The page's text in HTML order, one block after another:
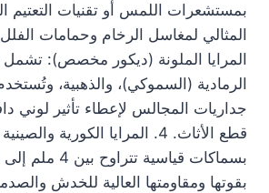
بمستشعرات اللمس أو تقنيات التعتيم
المرايا الملونة (ديكور مخصص): تشمل
الرمادية (السموكي)، والذهبية،
جداريات المجالس لإعطاء تأثير لوني
قطع الأثاث. 4. المرايا الكورية
بقوتها ومقاومتها العالية للخدش